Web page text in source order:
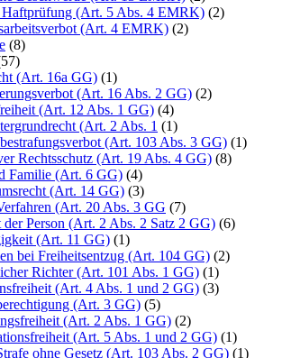
Haftprüfung (Art. 5 Abs. 4 EMRK) (2)
(Art. 4 EMRK) (2)
(8)
(Art. 16a GG) (1)
(Art. 16 Abs. 2 GG) (2)
(Art. 12 Abs. 1 GG) (4)
(Art. 2 Abs. 1 (1)
(Art. 103 Abs. 3 GG) (1)
Rechtsschutz (Art. 19 Abs. 4 GG) (8)
Familie (Art. 6 GG) (4)
(Art. 14 GG) (3)
(Art. 20 Abs. 3 GG (7)
der Person (Art. 2 Abs. 2 Satz 2 GG) (6)
(Art. 11 GG) (1)
bei Freiheitsentzug (Art. 104 GG) (2)
Richter (Art. 101 Abs. 1 GG) (1)
(Art. 4 Abs. 1 und 2 GG) (3)
(Art. 3 GG) (5)
(Art. 2 Abs. 1 GG) (2)
(Art. 5 Abs. 1 und 2 GG) (1)
ohne Gesetz (Art. 103 Abs. 2 GG) (1)